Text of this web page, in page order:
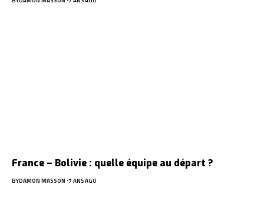
France – Bolivie : quelle équipe au départ ?
BYDAMON MASSON 7 ANS AGO